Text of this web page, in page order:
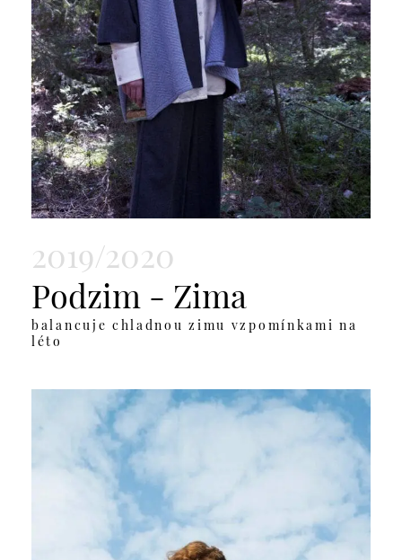
2019/2020
Podzim - Zima
balancuje chladnou zimu vzpomínkami na
léto